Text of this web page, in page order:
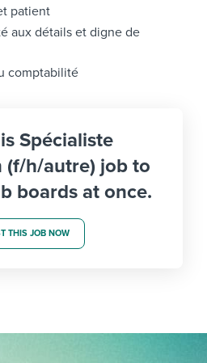
patient
aux détails et digne de
comptabilité
Spécialiste
(f/h/autre) job to
boards at once.
THIS JOB NOW